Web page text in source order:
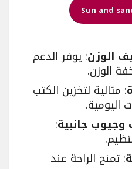
الوزن: يوفر الدعم
الوزن.
: مثالية لتخزين الكتب
اليومية.
جانبية:
: تمنح الراحة عند